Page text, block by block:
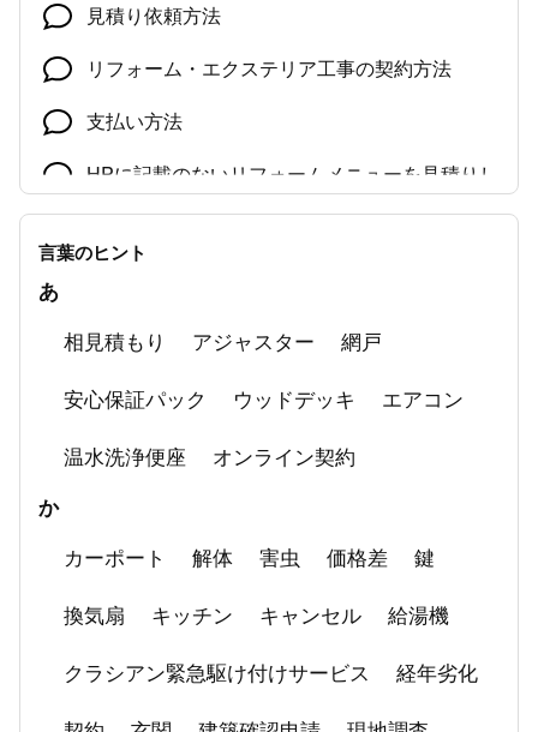
見積り依頼方法
リフォーム・エクステリア工事の契約方法
支払い方法
HPに記載のないリフォームメニューを見積りし
たい
オンライン契約できる商品
ますか？
言葉のヒント
あ
相見積もり アジャスター
網戸
安心保証パック
ウッドデッキ
エアコン
温水洗浄便座
オンライン契約
か
カーポート 解体 害虫 価格差
鍵
換気扇
キッチン キャンセル
給湯機
クラシアン緊急駆け付けサービス
経年劣化